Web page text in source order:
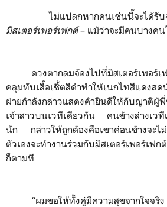
ไม่แปลกหากคนเช่นนี้จะได้รับฉา
มิสเตอร์เพอร์เฟกต์– แม้ว่าจะมีคนบางค
ดวงตากลมจ้องไปที่มิสเตอร์เพอร์เ
คลุมทับเสื้อเชิ้ตสีดำทำให้เนกไทสีแดง
ฝ่ายกำลังกล่าวแสดงคำยินดีให้กับญาติผู้
เจ้าสาวบนเวทีเดียวกัน คนข้างล่างเวที
นัก กล่าวให้ถูกต้องคือเขาค่อนข้างจะไ
ตัวเองจะทำงานร่วมกับมิสเตอร์เพอร์เฟ
ก็ตามที
“ผมขอให้ทั้งคู่มีความสุขจากใจจริง